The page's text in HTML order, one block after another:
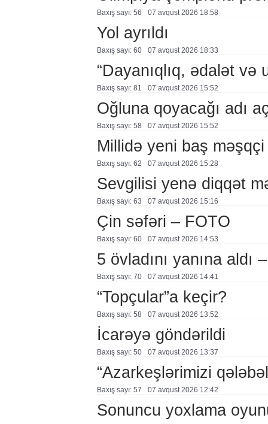
Baxış sayı: 56 07 avqust 2026 18:58
Yol ayrıldı
Baxış sayı: 60 07 avqust 2026 18:33
“Dayanıqlıq, ədalət
Baxış sayı: 81 07 avqust 2026 15:52
Oğluna qoyacağı adı
Baxış sayı: 58 07 avqust 2026 15:52
Millidə yeni baş məşqçi
Baxış sayı: 62 07 avqust 2026 15:28
Sevgilisi yenə diqqət
Baxış sayı: 63 07 avqust 2026 15:16
Çin səfəri – FOTO
Baxış sayı: 60 07 avqust 2026 14:53
5 övladını yanına aldı
Baxış sayı: 70 07 avqust 2026 14:41
“Topçular”a keçir?
Baxış sayı: 58 07 avqust 2026 13:52
İcarəyə göndərildi
Baxış sayı: 50 07 avqust 2026 13:37
“Azarkeşlərimizi
Baxış sayı: 57 07 avqust 2026 12:42
Sonuncu yoxlama